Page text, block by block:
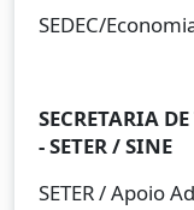
SEDEC/
SECRETARIA
- SETER / SINE
SETER / Apoio